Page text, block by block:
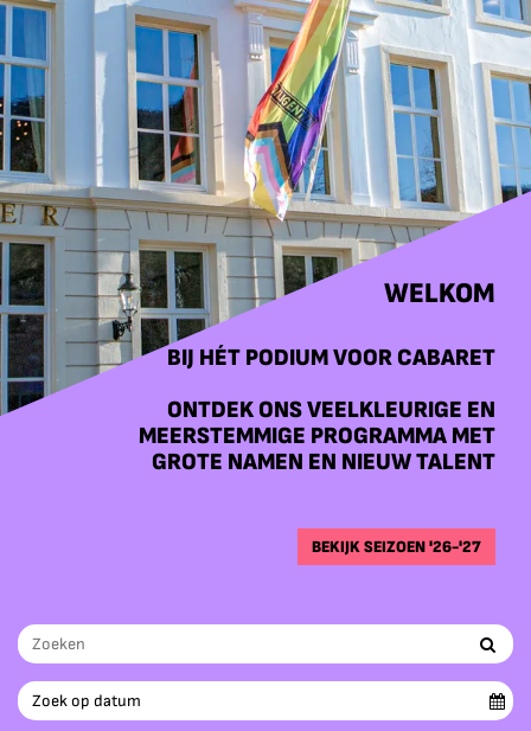
WELKOM
BIJ HÉT PODIUM VOOR CABARET
ONTDEK ONS VEELKLEURIGE EN
MEERSTEMMIGE PROGRAMMA MET
GROTE NAMEN EN NIEUW TALENT
BEKIJK SEIZOEN '26-'27